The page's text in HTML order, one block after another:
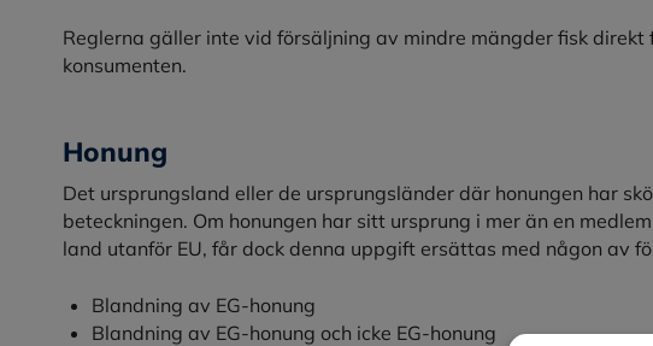
Reglerna gäller inte vid försäljning av mindre mängder fisk
konsumenten.
Honung
Det ursprungsland eller de ursprungsländer där honungen har
beteckningen. Om honungen har sitt ursprung i mer än en
land utanför EU, får dock denna uppgift ersättas med någon av
Blandning av EG-honung
Blandning av EG-honung och icke EG-honung